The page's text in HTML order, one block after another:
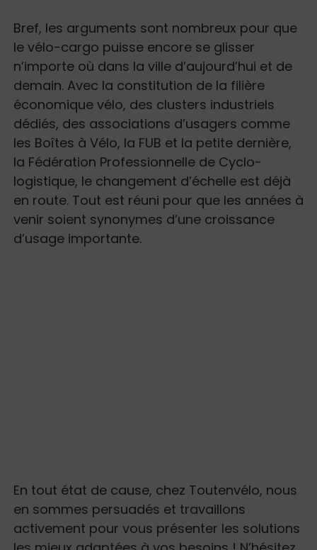
Bref, les arguments sont nombreux pour que
le vélo-cargo puisse encore se glisser
n’importe où dans la ville d’aujourd’hui et de
demain. Avec la constitution de la filière
économique vélo, des clusters industriels
dédiés, des associations d’usagers comme
les Boîtes à Vélo, la FUB et la petite dernière,
la Fédération Professionnelle de Cyclo-
logistique, le changement d’échelle est déjà
en route. Tout est réuni pour que les années à
venir soient synonymes d’une croissance
d’usage importante.
En tout état de cause, chez Toutenvélo, nous
en sommes persuadés et travaillons
activement pour vous présenter les solutions